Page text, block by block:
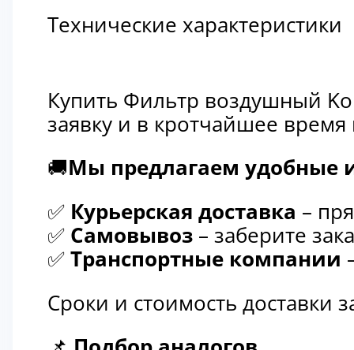
Технические характеристики
Купить Фильтр воздушный
заявку и в кротчайшее
🚚Мы предлагаем удобные
✅ Курьерская доставка –
✅ Самовывоз – заберите
✅ Транспортные компании
Сроки и стоимость доставки